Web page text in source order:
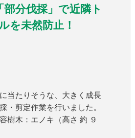
分伐採」で近隣ト
を未然防止！
当たりそうな、大きく成長
・剪定作業を行いました。
樹木：エノキ（高さ 約 ９